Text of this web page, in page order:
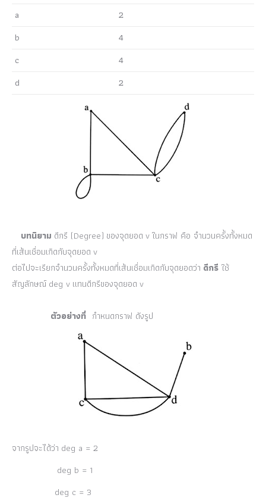
a
2
b
4
c
4
d
2
บทนิยาม ดีกรี (Degree) ของจุดยอด v ในกราฟ คือ จำนวนครั้งทั้งหมด
ที่เส้นเชื่อมเกิดกับจุดยอด v
ต่อไปจะเรียกจำนวนครั้งทั้งหมดที่เส้นเชื่อมเกิดกับจุดยอดว่า ดีกรี ใช้
สัญลักษณ์ deg v แทนดีกรีของจุดยอด v
ตัวอย่างที่ กำหนดกราฟ ดังรูป
จากรูปจะได้ว่า deg a = 2
deg b = 1
deg c = 3